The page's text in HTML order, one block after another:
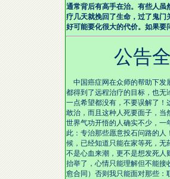
通常背后有高手在治。有些人虽
疗几天就挽回了生命，过了鬼门
好可能要化很大的代价。如果要
公告全
中国癌症网在众师的帮助下发
都得到了远程治疗的目标，也无
一点希望都没有，不要误解了！
敢治，而且这种人死要面子，当
世界气功开悟的人确实不少，一
此：专治那些愿意投石问路的
候，已经知道只能在家等死，无
不是心血来潮，更不是想发死人
抬举了，心情只能理解但不能接
愈合同）否则我只能面对那些：